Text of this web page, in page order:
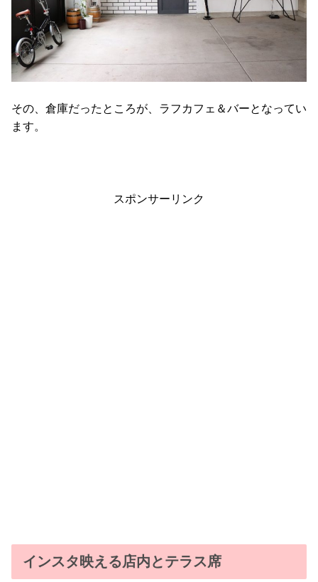
その、倉庫だったところが、ラフカフェ＆バーとなってい
ます。
スポンサーリンク
インスタ映える店内とテラス席